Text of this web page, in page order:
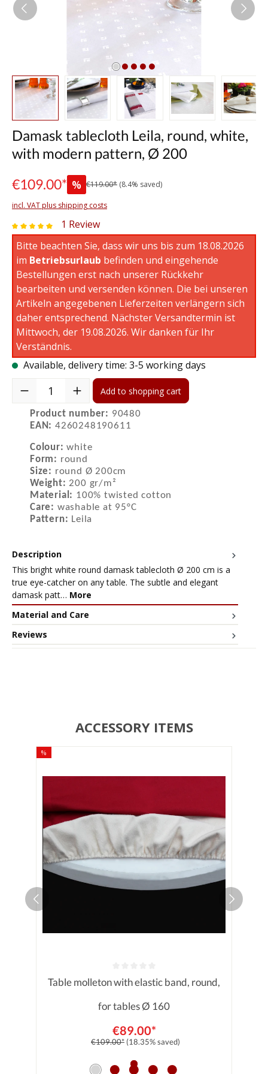
Damask tablecloth Leila, round, white,
with modern pattern, Ø 200
€109.00* % €119.00* (8.4% saved)
incl. VAT plus shipping costs
Average rating of 5 out of 5 stars
1 Review
Bitte beachten Sie, dass wir uns bis zum 18.08.2026
im Betriebsurlaub befinden und eingehende
Bestellungen erst nach unserer Rückkehr
bearbeiten und versenden können. Die bei unseren
Artikeln angegebenen Lieferzeiten verlängern sich
daher entsprechend. Nächster Versandtermin ist
Mittwoch, der 19.08.2026. Wir danken für Ihr
Verständnis.
Available, delivery time: 3-5 working days
Product Quantity: Enter the desired amount or use the buttons
Add to shopping cart
Product number: 90480
EAN: 4260248190611
Colour:white
Form: round
Size: round Ø 200cm
Weight:200 gr/m²
Material: 100% twisted cotton
Care: washable at 95°C
Pattern: Leila
Description
This bright white round damask tablecloth Ø 200 cm is a
true eye-catcher on any table. The subtle and elegant
damask patt… More
Material and Care
Reviews
ACCESSORY ITEMS
%
Average rating of 0 out of 5 stars
Table molleton with elastic band, round,
for tables Ø 160
€89.00*
€109.00* (18.35% saved)